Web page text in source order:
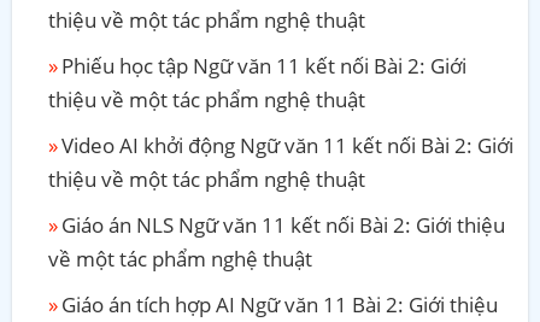
thiệu về một tác phẩm nghệ thuật
Phiếu học tập Ngữ văn 11 kết nối Bài 2: Giới
thiệu về một tác phẩm nghệ thuật
Video AI khởi động Ngữ văn 11 kết nối Bài 2: Giới
thiệu về một tác phẩm nghệ thuật
Giáo án NLS Ngữ văn 11 kết nối Bài 2: Giới thiệu
về một tác phẩm nghệ thuật
Giáo án tích hợp AI Ngữ văn 11 Bài 2: Giới thiệu